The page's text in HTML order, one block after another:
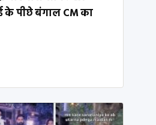
के पीछे बंगाल CM का